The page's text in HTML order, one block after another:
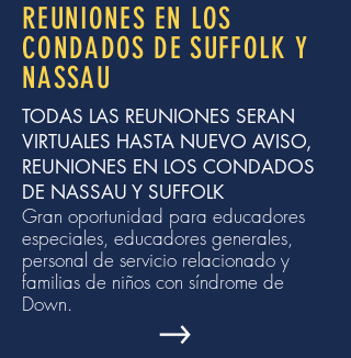
REUNIONES EN LOS
CONDADOS DESUFFOLK Y
NASSAU
TODAS LAS REUNIONES SERAN
VIRTUALES HASTA NUEVO AVISO,
REUNIONES EN LOS CONDADOS
DE NASSAU Y SUFFOLK
Gran oportunidad para educadores
especiales, educadores generales,
personal de servicio relacionado y
familias de niños con síndrome de
Down.